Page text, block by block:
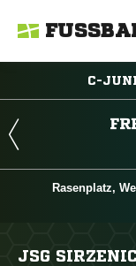
C-
Rasenplatz,
JSG